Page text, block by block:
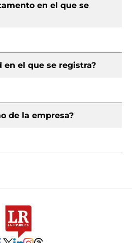
en el que se
en el que se registra?
de la empresa?